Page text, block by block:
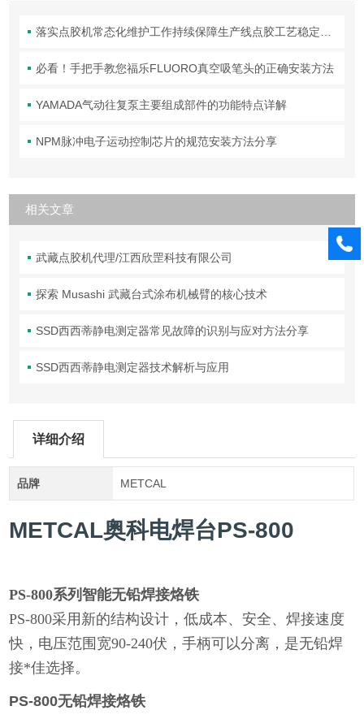
落实点胶机常态化维护工作持续保障生产线点胶工艺稳定合规
必看！手把手教您福乐FLUORO真空吸笔头的正确安装方法
YAMADA气动往复泵主要组成部件的功能特点详解
NPM脉冲电子运动控制芯片的规范安装方法分享
相关文章
武藏点胶机代理/江西欣罡科技有限公司
探索 Musashi 武藏台式涂布机械臂的核心技术
SSD西西蒂静电测定器常见故障的识别与应对方法分享
SSD西西蒂静电测定器技术解析与应用
详细介绍
品牌 METCAL
METCAL奥科电焊台PS-800
PS-800系列智能无铅焊接烙铁
PS-800采用新的结构设计，低成本、安全、焊接速度
快，电压范围宽90-240伏，手柄可以分离，是无铅焊
接*佳选择。
PS-800无铅焊接烙铁